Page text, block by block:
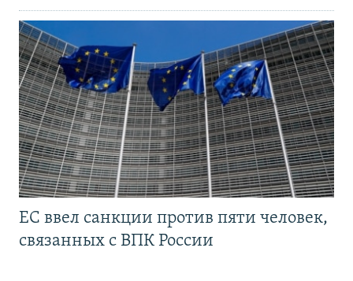
ЕС ввел санкции против пяти человек,
связанных с ВПК России